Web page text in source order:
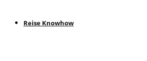
Reise Knowhow